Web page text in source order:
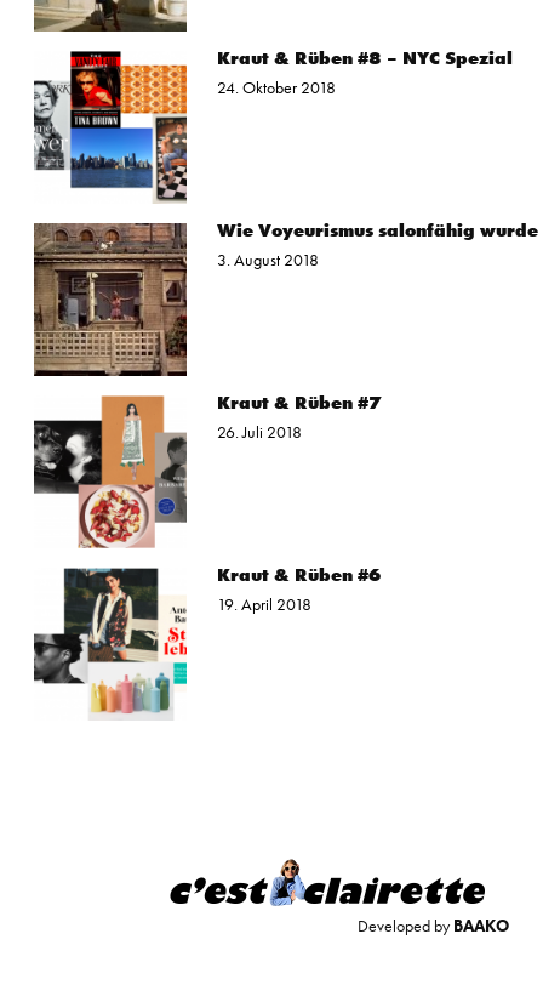
Kraut & Rüben #8 – NYC Spezial
24. Oktober 2018
Wie Voyeurismus salonfähig wurde
3. August 2018
Kraut & Rüben #7
26. Juli 2018
Kraut & Rüben #6
19. April 2018
Developed byBAAKO